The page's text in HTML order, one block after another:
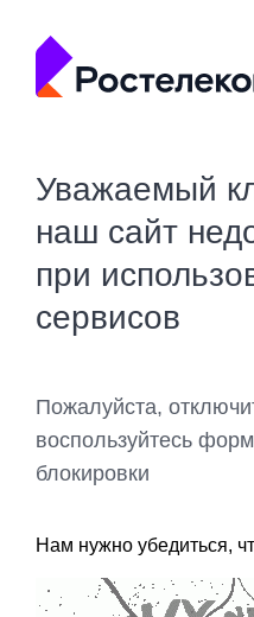
Уважаемый
наш сайт
при
сервисов
Пожалуйста,
воспользуйтесь
блокировки
Нам нужно убедиться,